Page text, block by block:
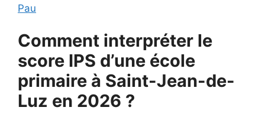
Pau
Comment interpréter le
score IPS d’une école
primaire à Saint-Jean-de-
Luz en 2026 ?